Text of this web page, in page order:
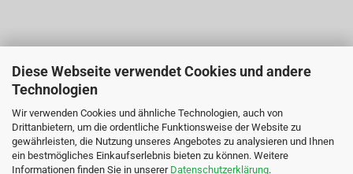
Diese Webseite verwendet Cookies und andere
Technologien
Wir verwenden Cookies und ähnliche Technologien, auch von
Drittanbietern, um die ordentliche Funktionsweise der Website zu
gewährleisten, die Nutzung unseres Angebotes zu analysieren und Ihnen
ein bestmögliches Einkaufserlebnis bieten zu können. Weitere
Informationen finden Sie in unserer Datenschutzerklärung.